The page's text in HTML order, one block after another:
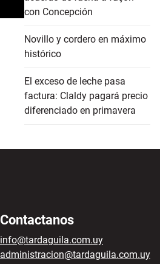
con Concepción
Novillo y cordero en máximo
histórico
El exceso de leche pasa
factura: Claldy pagará precio
diferenciado en primavera
Contactanos
info@tardaguila.com.uy
administracion@tardaguila.com.uy